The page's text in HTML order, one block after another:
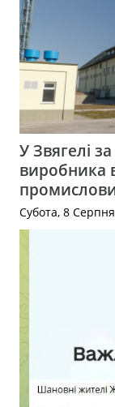
У Звягелі
виробника
Субота, 8